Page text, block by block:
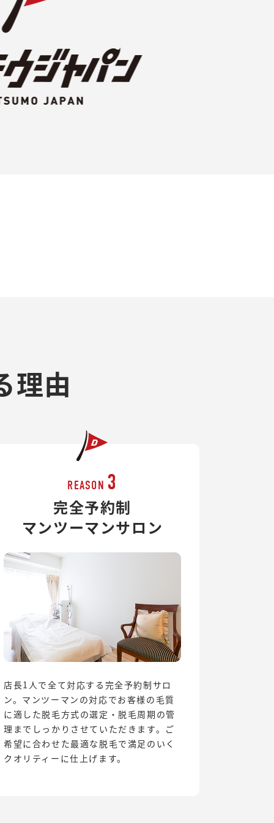
理由
REASON 3
完全予約制
マンツーマンサロン
店長1人で全て対応する完全予約制サロ
ン。マンツーマンの対応でお客様の毛質
に適した脱毛方式の選定・脱毛周期の管
理までしっかりさせていただきます。ご
希望に合わせた最適な脱毛で満足のいく
クオリティーに仕上げます。